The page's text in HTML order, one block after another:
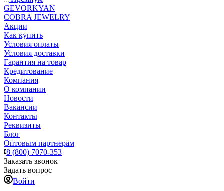
GEVORKYAN
COBRA JEWELRY
Акции
Как купить
Условия оплаты
Условия доставки
Гарантия на товар
Кредитование
Компания
О компании
Новости
Вакансии
Контакты
Реквизиты
Блог
Оптовым партнерам
8 (800) 7070-353
Заказать звонок
Задать вопрос
Войти